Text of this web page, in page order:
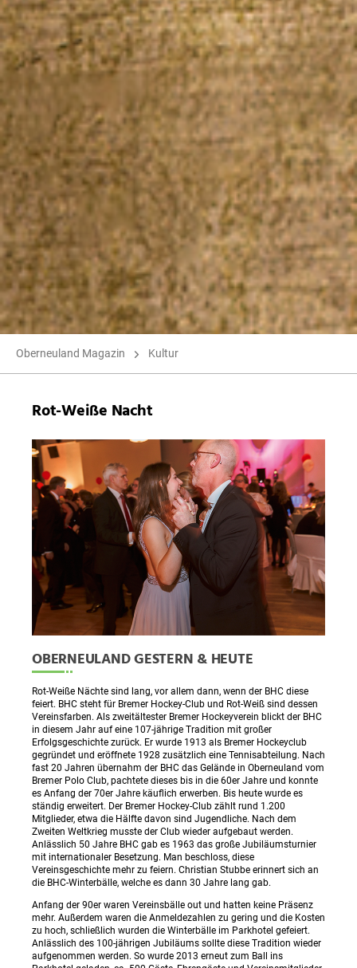
Oberneuland Magazin Kultur
Rot-Weiße Nacht
OBERNEULAND GESTERN & HEUTE
Rot-Weiße Nächte sind lang, vor allem dann, wenn der BHC diese
feiert. BHC steht für Bremer Hockey-Club und Rot-Weiß sind dessen
Vereinsfarben. Als zweitältester Bremer Hockeyverein blickt der BHC
in diesem Jahr auf eine 107-jährige Tradition mit großer
Erfolgsgeschichte zurück. Er wurde 1913 als Bremer Hockeyclub
gegründet und eröffnete 1928 zusätzlich eine Tennisabteilung. Nach
fast 20 Jahren übernahm der BHC das Gelände in Oberneuland vom
Bremer Polo Club, pachtete dieses bis in die 60er Jahre und konnte
es Anfang der 70er Jahre käuflich erwerben. Bis heute wurde es
ständig erweitert. Der Bremer Hockey-Club zählt rund 1.200
Mitglieder, etwa die Hälfte davon sind Jugendliche. Nach dem
Zweiten Weltkrieg musste der Club wieder aufgebaut werden.
Anlässlich 50 Jahre BHC gab es 1963 das große Jubiläumsturnier
mit internationaler Besetzung. Man beschloss, diese
Vereinsgeschichte mehr zu feiern. Christian Stubbe erinnert sich an
die BHC-Winterbälle, welche es dann 30 Jahre lang gab.
Anfang der 90er waren Vereinsbälle out und hatten keine Präsenz
mehr. Außerdem waren die Anmeldezahlen zu gering und die Kosten
zu hoch, schließlich wurden die Winterbälle im Parkhotel gefeiert.
Anlässlich des 100-jährigen Jubiläums sollte diese Tradition wieder
aufgenommen werden. So wurde 2013 erneut zum Ball ins